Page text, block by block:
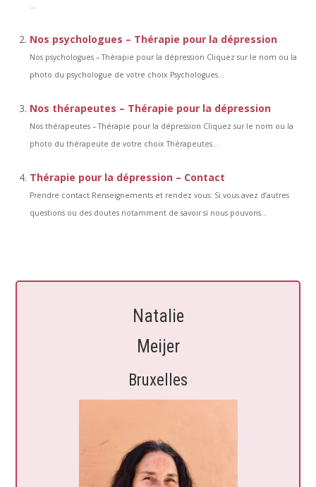
...
Nos psychologues – Thérapie pour la dépression
Nos psychologues – Thérapie pour la dépression Cliquez sur le nom ou la
photo du psychologue de votre choix Psychologues...
Nos thérapeutes – Thérapie pour la dépression
Nos thérapeutes – Thérapie pour la dépression Cliquez sur le nom ou la
photo du thérapeute de votre choix Thérapeutes...
Thérapie pour la dépression – Contact
Prendre contact Renseignements et rendez vous: Si vous avez d’autres
questions ou des doutes notamment de savoir si nous pouvons...
Natalie
Meijer
Bruxelles